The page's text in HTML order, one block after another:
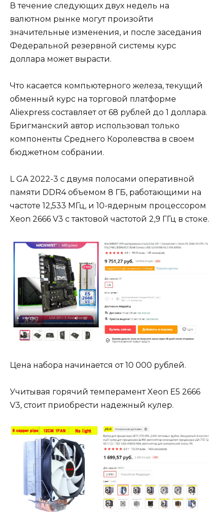
В течение следующих двух недель на
валютном рынке могут произойти
значительные изменения, и после заседания
Федеральной резервной системы курс
доллара может вырасти.
Что касается компьютерного железа, текущий
обменный курс на торговой платформе
Aliexpress составляет от 68 рублей до 1 доллара.
Бригманский автор использовал только
компоненты Среднего Королевства в своем
бюджетном собрании.
L GA 2022-3 с двумя полосами оперативной
памяти DDR4 объемом 8 ГБ, работающими на
частоте 12,533 МГц, и 10-ядерным процессором
Xeon 2666 V3 с тактовой частотой 2,9 ГГц в стоке.
Цена набора начинается от 10 000 рублей.
Учитывая горячий темперамент Xeon E5 2666
V3, стоит приобрести надежный кулер.